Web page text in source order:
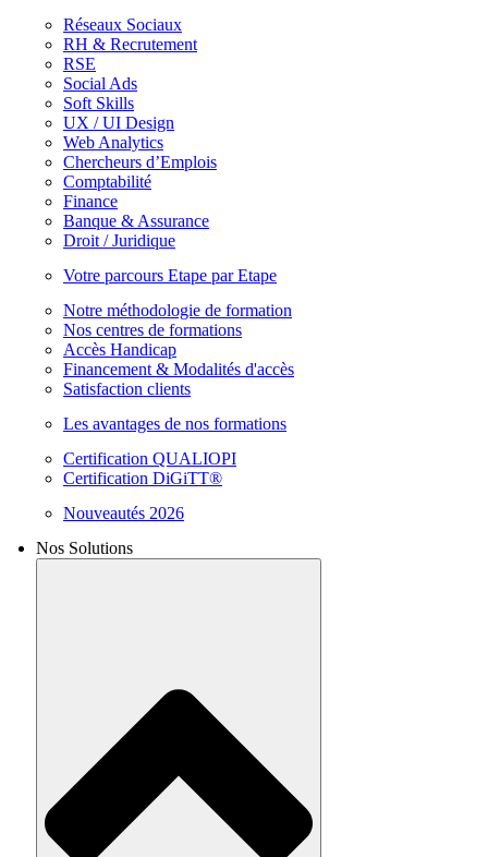
Réseaux Sociaux
RH & Recrutement
RSE
Social Ads
Soft Skills
UX / UI Design
Web Analytics
Chercheurs d’Emplois
Comptabilité
Finance
Banque & Assurance
Droit / Juridique
Votre parcours Etape par Etape
Notre méthodologie de formation
Nos centres de formations
Accès Handicap
Financement & Modalités d'accès
Satisfaction clients
Les avantages de nos formations
Certification QUALIOPI
Certification DiGiTT®
Nouveautés 2026
Nos Solutions